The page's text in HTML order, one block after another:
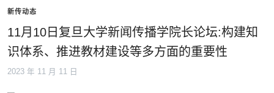
新传动态
11月10日复旦大学新闻传播学院长论坛:构建知
识体系、推进教材建设等多方面的重要性
2023 年 11 月 11 日